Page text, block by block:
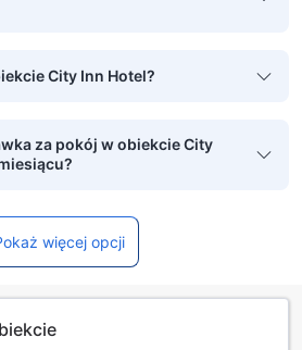
City Inn Hotel?
za pokój w obiekcie City
więcej opcji